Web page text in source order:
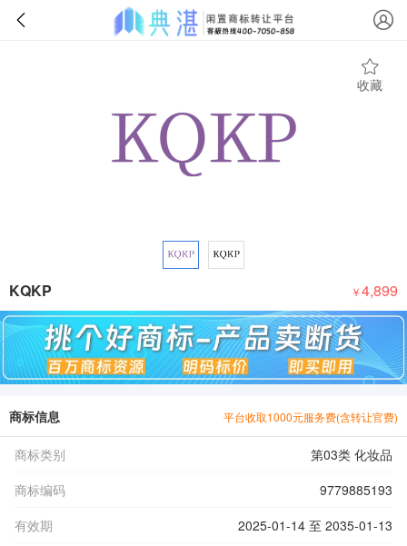
收藏
KQKP ￥4,899
商标信息 平台收取1000元服务费(含转让官费)
商标类别
第03类 化妆品
商标编码
9779885193
有效期
2025-01-14 至 2035-01-13